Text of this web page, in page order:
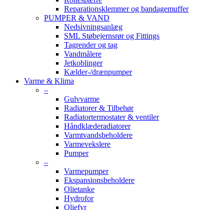
Reparationsklemmer og bandagemuffer
PUMPER & VAND
Nedsivningsanlæg
SML Støbejernsrør og Fittings
Tagrender og tag
Vandmålere
Jetkoblinger
Kælder-/drænpumper
Varme & Klima
–
Gulvvarme
Radiatorer & Tilbehør
Radiatortermostater & ventiler
Håndklæderadiatorer
Varmtvandsbeholdere
Varmevekslere
Pumper
–
Varmepumper
Ekspansionsbeholdere
Olietanke
Hydrofor
Oliefyr